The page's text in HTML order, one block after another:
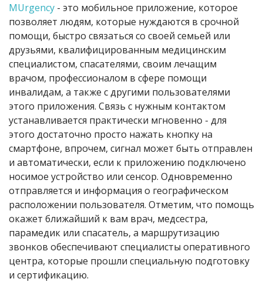
MUrgency - это мобильное приложение, которое
позволяет людям, которые нуждаются в срочной
помощи, быстро связаться со своей семьей или
друзьями, квалифицированным медицинским
специалистом, спасателями, своим лечащим
врачом, профессионалом в сфере помощи
инвалидам, а также с другими пользователями
этого приложения. Связь с нужным контактом
устанавливается практически мгновенно - для
этого достаточно просто нажать кнопку на
смартфоне, впрочем, сигнал может быть отправлен
и автоматически, если к приложению подключено
носимое устройство или сенсор. Одновременно
отправляется и информация о географическом
расположении пользователя. Отметим, что помощь
окажет ближайший к вам врач, медсестра,
парамедик или спасатель, а маршрутизацию
звонков обеспечивают специалисты оперативного
центра, которые прошли специальную подготовку
и сертификацию.